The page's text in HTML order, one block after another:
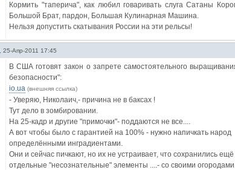
Кормить "таперича", как любил говаривать слуга Сатаны
Большой Брат, пардон, Большая Кулинарная Машина.
Нельзя допустить скатывания России на эти рельсы!
25-Апр-2011 17:45
В США готовят закон о запрете самостоятельного
безопасности":
io.ua (внешняя ссылка)
- Уверяю, Николаич,- причина не в баксах !
Тут дело в зомбировании.
На 25-кадр и другие "примочки"- поддаются не все....
А вот чтобы было с гарантией на 100% - нужно напичкать народ
определёнными инградиентами.
Они и сейчас пичкают, но их не устраивает, что сохранились ещё
отдельные "несознательные" элементы ....- со своими